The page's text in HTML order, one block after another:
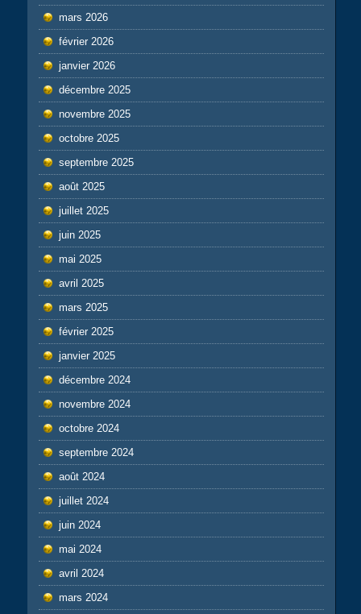
mars 2026
février 2026
janvier 2026
décembre 2025
novembre 2025
octobre 2025
septembre 2025
août 2025
juillet 2025
juin 2025
mai 2025
avril 2025
mars 2025
février 2025
janvier 2025
décembre 2024
novembre 2024
octobre 2024
septembre 2024
août 2024
juillet 2024
juin 2024
mai 2024
avril 2024
mars 2024